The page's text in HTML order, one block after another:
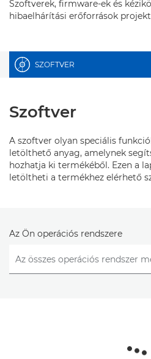
Szoftverek, firmware-ek és
hibaelhárítási erőforrások
SZOFTVER
Szoftver
A szoftver olyan speciális
letölthető anyag, amelynek
hozhatja ki termékéből. Ezen a
letöltheti a termékhez elérhető
Az Ön operációs rendszere